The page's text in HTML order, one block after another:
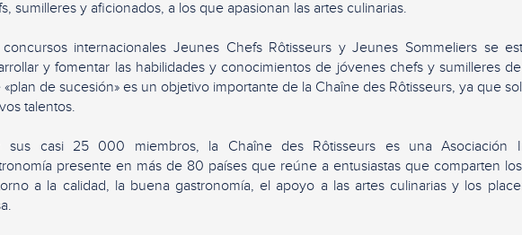
sumilleres y aficionados, a los que apasionan las artes culinarias.
internacionales Jeunes Chefs Rôtisseurs y Jeunes Sommeliers se
y fomentar las habilidades y conocimientos de jóvenes chefs y sumilleres
«plan de sucesión» es un objetivo importante de la Chaîne des Rôtisseurs, ya que
talentos.
sus casi 25 000 miembros, la Chaîne des Rôtisseurs es una Asociación
presente en más de 80 países que reúne a entusiastas que comparten
a la calidad, la buena gastronomía, el apoyo a las artes culinarias y los